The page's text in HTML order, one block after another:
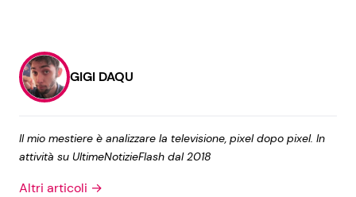
GIGI DAQU
Il mio mestiere è analizzare la televisione, pixel dopo pixel. In
attività su UltimeNotizieFlash dal 2018
Altri articoli →